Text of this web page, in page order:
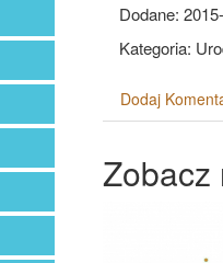
Dodane:
Kategoria:
Dodaj
Zobacz